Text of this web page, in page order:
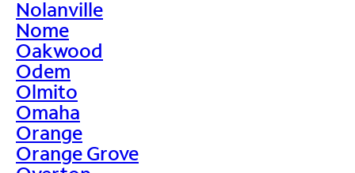
Nolanville
Nome
Oakwood
Odem
Olmito
Omaha
Orange
Orange Grove